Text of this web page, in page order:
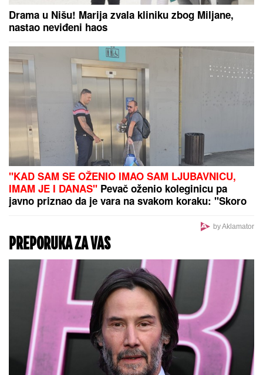
Period samoće se uskoro završava: Ova 3
horoskopska znaka 9. avgusta očekuje emotivni
preokret
Čuveni odbojkaš otkrio hit anegdotu:
Ušao u kafić prepun navijača Zvezde
u dresu Partizana, a onda....
Dramatičan izveštaj obaveštajaca!
Rizik od terorizma u Seuti je
konkretan, otkrivene poruke i tačni
Dragan Stanković verenici priredio iznenađenje,
podelio snimak sa INTIMNE PROSLAVE Muzičari